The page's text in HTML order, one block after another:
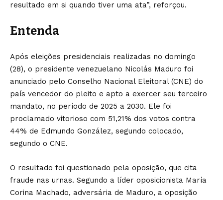
resultado em si quando tiver uma ata”, reforçou.
Entenda
Após eleições presidenciais realizadas no domingo
(28), o presidente venezuelano Nicolás Maduro foi
anunciado pelo Conselho Nacional Eleitoral (CNE) do
país vencedor do pleito e apto a exercer seu terceiro
mandato, no período de 2025 a 2030. Ele foi
proclamado vitorioso com 51,21% dos votos contra
44% de Edmundo González, segundo colocado,
segundo o CNE.
O resultado foi questionado pela oposição, que cita
fraude nas urnas. Segundo a líder oposicionista María
Corina Machado, adversária de Maduro, a oposição